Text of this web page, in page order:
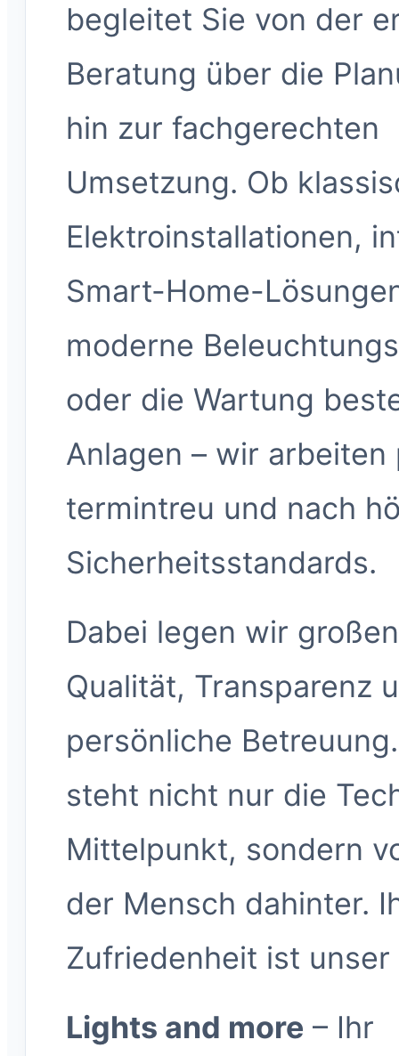
begleitet Sie von der
Beratung über die
hin zur fachgerechten
Umsetzung. Ob
Elektroinstallationen,
Smart-Home-
moderne
oder die Wartung
Anlagen – wir arbeiten
termintreu und nach
Sicherheitsstandards.
Dabei legen wir
Qualität, Transparenz
persönliche
steht nicht nur die
Mittelpunkt, sondern
der Mensch dahinter.
Zufriedenheit ist
Lights and more – Ihr